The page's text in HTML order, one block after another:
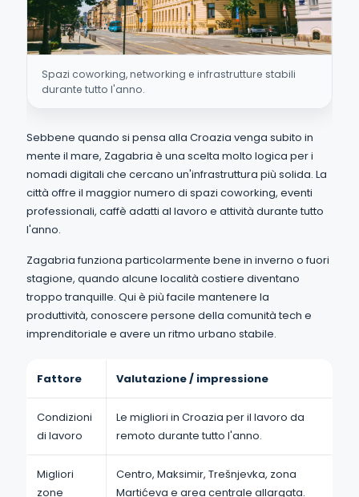
Spazi coworking, networking e infrastrutture stabili
durante tutto l'anno.
Sebbene quando si pensa alla Croazia venga subito in
mente il mare, Zagabria è una scelta molto logica per i
nomadi digitali che cercano un'infrastruttura più solida. La
città offre il maggior numero di spazi coworking, eventi
professionali, caffè adatti al lavoro e attività durante tutto
l'anno.
Zagabria funziona particolarmente bene in inverno o fuori
stagione, quando alcune località costiere diventano
troppo tranquille. Qui è più facile mantenere la
produttività, conoscere persone della comunità tech e
imprenditoriale e avere un ritmo urbano stabile.
Fattore Valutazione / impressione
Condizioni
di lavoro
Le migliori in Croazia per il lavoro da
remoto durante tutto l'anno.
Migliori
zone
Centro, Maksimir, Trešnjevka, zona
Martićeva e area centrale allargata.